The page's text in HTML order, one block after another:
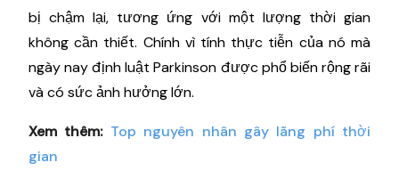
bị chậm lại, tương ứng với một lượng thời gian
không cần thiết. Chính vì tính thực tiễn của nó mà
ngày nay định luật Parkinson được phổ biến rộng rãi
và có sức ảnh hưởng lớn.
Xem thêm: Top nguyên nhân gây lãng phí thời
gian